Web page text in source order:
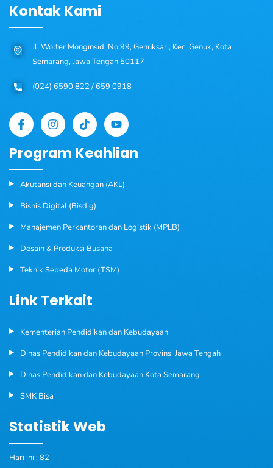
Kontak Kami
Jl. Wolter Monginsidi No.99, Genuksari, Kec. Genuk, Kota
Semarang, Jawa Tengah 50117
(024) 6590 822 / 659 0918
Program Keahlian
Akutansi dan Keuangan (AKL)
Bisnis Digital (Bisdig)
Manajemen Perkantoran dan Logistik (MPLB)
Desain & Produksi Busana
Teknik Sepeda Motor (TSM)
Link Terkait
Kementerian Pendidikan dan Kebudayaan
Dinas Pendidikan dan Kebudayaan Provinsi Jawa Tengah
Dinas Pendidikan dan Kebudayaan Kota Semarang
SMK Bisa
Statistik Web
Hari ini : 82